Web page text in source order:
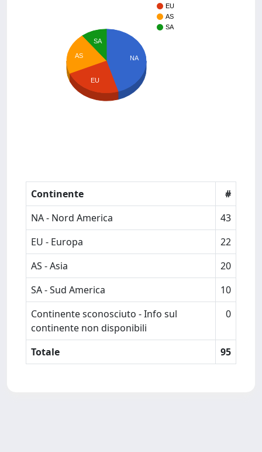
EU
AS
SA
NA
SA
AS
EU
Continente
#
NA - Nord America
43
EU - Europa
22
AS - Asia
20
SA - Sud America
10
Continente sconosciuto - Info sul
continente non disponibili
0
Totale 95